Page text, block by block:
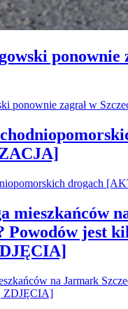
ponownie
mieszkańców
Powodów jest